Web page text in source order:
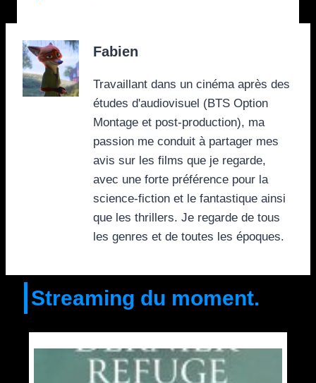
Fabien
Travaillant dans un cinéma après des
études d'audiovisuel (BTS Option
Montage et post-production), ma
passion me conduit à partager mes
avis sur les films que je regarde,
avec une forte préférence pour la
science-fiction et le fantastique ainsi
que les thrillers. Je regarde de tous
les genres et de toutes les époques.
Streaming du moment.